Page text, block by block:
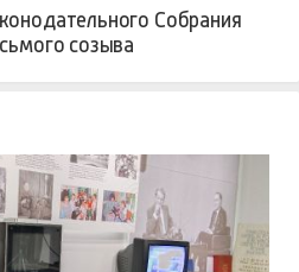
Собрания
созыва